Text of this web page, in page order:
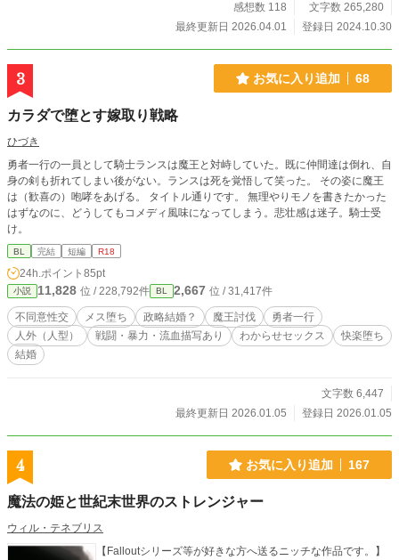
感想数 118
文字数 265,280
最終更新日 2026.04.01
登録日 2024.10.30
3 お気に入り追加 68
カラダで堕とす嫁取り戦略
ひづき
勇者一行の一員として騎士ランスは魔王と対峙していた。既に仲間達は倒れ、自
身の剣も折れてしまい後がない。ランスは死を覚悟して笑った。 その姿に魔王
は（歓喜の）咆哮をあげる。 タイトル通りです。 無理やりモノを書きたかった
はずなのに、どうしてもコメディ風味になってしまう。悲壮感は迷子。騎士受
け。
BL 完結 短編 R18
24h.ポイント 85pt
小説 11,828 位 / 228,792件 BL 2,667 位 / 31,417件
不同意性交 メス堕ち 政略結婚？ 魔王討伐
勇者一行
人外（人型）
戦闘・暴力・流血描写あり わからせセックス
快楽堕ち
結婚
文字数 6,447
最終更新日 2026.01.05
登録日 2026.01.05
4 お気に入り追加 167
魔法の姫と世紀末世界のストレンジャー
ウィル・テネブリス
【Falloutシリーズ等が好きな方へ送るニッチな作品です。】